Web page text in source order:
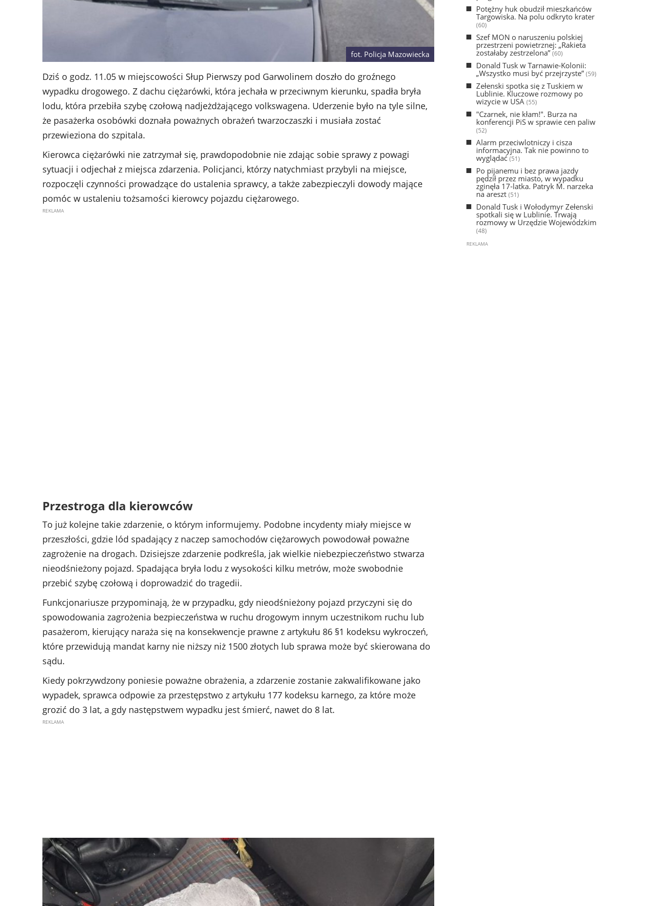
fot. Policja Mazowiecka
Dziś o godz. 11.05 w miejscowości Słup Pierwszy pod Garwolinem doszło do groźnego
wypadku drogowego. Z dachu ciężarówki, która jechała w przeciwnym kierunku, spadła bryła
lodu, która przebiła szybę czołową nadjeżdżającego volkswagena. Uderzenie było na tyle silne,
że pasażerka osobówki doznała poważnych obrażeń twarzoczaszki i musiała zostać
przewieziona do szpitala.
Kierowca ciężarówki nie zatrzymał się, prawdopodobnie nie zdając sobie sprawy z powagi
sytuacji i odjechał z miejsca zdarzenia. Policjanci, którzy natychmiast przybyli na miejsce,
rozpoczęli czynności prowadzące do ustalenia sprawcy, a także zabezpieczyli dowody mające
pomóc w ustaleniu tożsamości kierowcy pojazdu ciężarowego.
Przestroga dla kierowców
To już kolejne takie zdarzenie, o którym informujemy. Podobne incydenty miały miejsce w
przeszłości, gdzie lód spadający z naczep samochodów ciężarowych powodował poważne
zagrożenie na drogach. Dzisiejsze zdarzenie podkreśla, jak wielkie niebezpieczeństwo stwarza
nieodśnieżony pojazd. Spadająca bryła lodu z wysokości kilku metrów, może swobodnie
przebić szybę czołową i doprowadzić do tragedii.
Funkcjonariusze przypominają, że w przypadku, gdy nieodśnieżony pojazd przyczyni się do
spowodowania zagrożenia bezpieczeństwa w ruchu drogowym innym uczestnikom ruchu lub
pasażerom, kierujący naraża się na konsekwencje prawne z artykułu 86 §1 kodeksu wykroczeń,
które przewidują mandat karny nie niższy niż 1500 złotych lub sprawa może być skierowana do
sądu.
Kiedy pokrzywdzony poniesie poważne obrażenia, a zdarzenie zostanie zakwalifikowane jako
wypadek, sprawca odpowie za przestępstwo z artykułu 177 kodeksu karnego, za które może
grozić do 3 lat, a gdy następstwem wypadku jest śmierć, nawet do 8 lat.
Potężny huk obudził mieszkańców
Targowiska. Na polu odkryto krater
(60)
Szef MON o naruszeniu polskiej
przestrzeni powietrznej: „Rakieta
zostałaby zestrzelona” (60)
Donald Tusk w Tarnawie-Kolonii:
„Wszystko musi być przejrzyste” (59)
Zełenski spotka się z Tuskiem w
Lublinie. Kluczowe rozmowy po
wizycie w USA (55)
"Czarnek, nie kłam!". Burza na
konferencji PiS w sprawie cen paliw
(52)
Alarm przeciwlotniczy i cisza
informacyjna. Tak nie powinno to
wyglądać(51)
Po pijanemu i bez prawa jazdy
pędził przez miasto, w wypadku
zginęła 17-latka. Patryk M. narzeka
na areszt (51)
Donald Tusk i Wołodymyr Zełenski
spotkali się w Lublinie. Trwają
rozmowy w Urzędzie Wojewódzkim
(48)